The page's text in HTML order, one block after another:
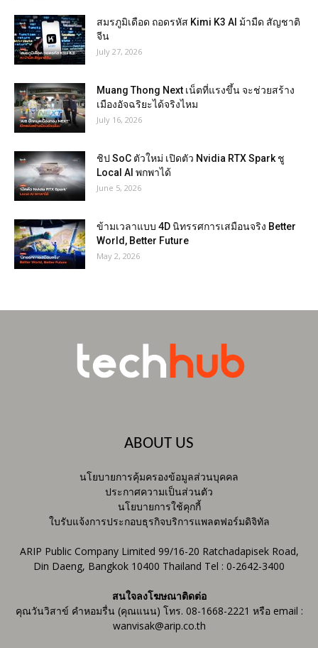
สมรภูมิเดือด ถอดรหัส Kimi K3 AI ม้ามืด สัญชาติ
จีน
July 27, 2026
Muang Thong Next เน็ตที่แรงขึ้น จะช่วยสร้าง
เมืองอัจฉริยะได้จริงไหม
July 16, 2026
ชิป SoC ตัวใหม่ เปิดตัว Nvidia RTX Spark ชู
Local AI พกพาได้
June 5, 2026
ข้ามเวลาแบบ 4D นิทรรศการเสมือนจริง Better
World, Better Future
May 2, 2026
ABOUT US
นโยบายการคุ้มครองข้อมูลส่วนบุคคล
ประกาศความเป็นส่วนตัว
นโยบายการใช้คุกกี้
ใบรับแจ้งการประกอบธุรกิจบริการแพลตฟอร์มดิจิทัล
ARIP Public Company Limited 99/16-20 Ratchadapisek Road,
Din Daeng, Bangkok 10400 Thailand Tel : 0-2642-3400
สนใจลงโฆษณาติดต่อ
คุณวันวิสาข์ คำหอมรื่น (คุณแนน) โทร. 08-1668-2221 หรือ email :
wanvisak@arip.co.th